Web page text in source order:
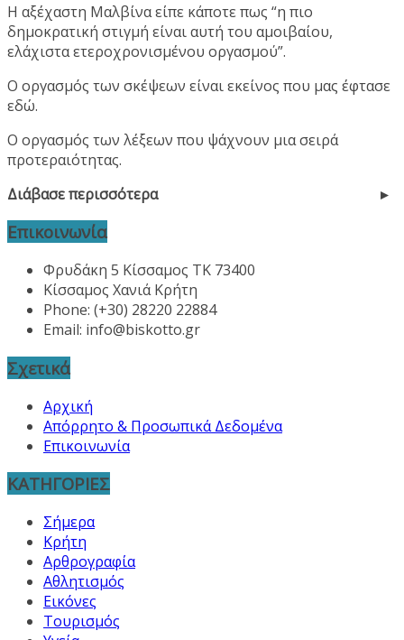
Η αξέχαστη Μαλβίνα είπε κάποτε πως “η πιο
δημοκρατική στιγμή είναι αυτή του αμοιβαίου,
ελάχιστα ετεροχρονισμένου οργασμού”.
Ο οργασμός των σκέψεων είναι εκείνος που μας έφτασε
εδώ.
Ο οργασμός των λέξεων που ψάχνουν μια σειρά
προτεραιότητας.
Διάβασε περισσότερα
Επικοινωνία
Φρυδάκη 5 Κίσσαμος ΤΚ 73400
Κίσσαμος Χανιά Κρήτη
Phone: (+30) 28220 22884
Email: info@biskotto.gr
Σχετικά
Αρχική
Απόρρητο & Προσωπικά Δεδομένα
Επικοινωνία
ΚΑΤΗΓΟΡΙΕΣ
Σήμερα
Κρήτη
Αρθρογραφία
Αθλητισμός
Εικόνες
Τουρισμός